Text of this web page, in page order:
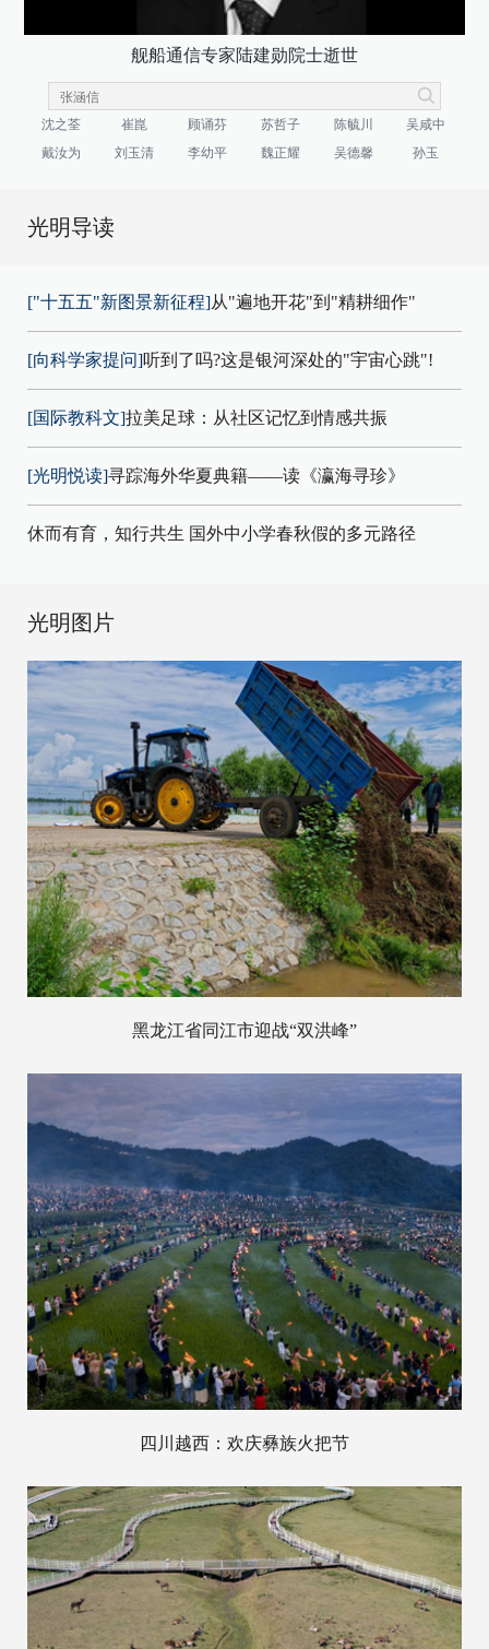
舰船通信专家陆建勋院士逝世
沈之荃 崔崑 顾诵芬 苏哲子 陈毓川
吴咸中
戴汝为
刘玉清 李幼平 魏正耀 吴德馨 孙玉
光明导读
["十五五"新图景新征程]从"遍地开花"到"精耕细作"
[向科学家提问]听到了吗?这是银河深处的"宇宙心跳"!
[国际教科文]拉美足球：从社区记忆到情感共振
[光明悦读]寻踪海外华夏典籍——读《瀛海寻珍》
休而有育，知行共生 国外中小学春秋假的多元路径
光明图片
黑龙江省同江市迎战“双洪峰”
四川越西：欢庆彝族火把节